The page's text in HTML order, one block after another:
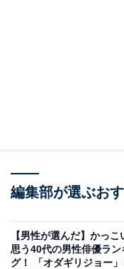
編集部が選ぶお
【男性が選んだ】かっこ
思う40代の男性俳優ラン
グ！ 「オダギリジョー」